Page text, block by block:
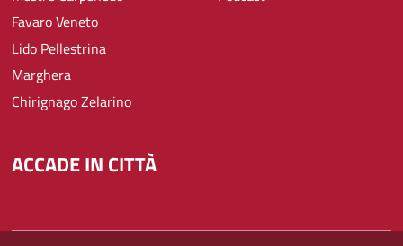
Favaro Veneto
Lido Pellestrina
Marghera
Chirignago Zelarino
ACCADE IN CITTÀ